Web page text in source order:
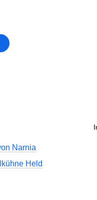
Narnia
Held